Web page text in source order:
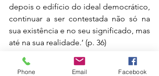
depois o edifício do ideal democrático,
continuar a ser contestada não só na
sua existência e no seu significado, mas
até na sua realidade.’ (p. 36)
sua dignidade em concorrência.
Phone Email Facebook